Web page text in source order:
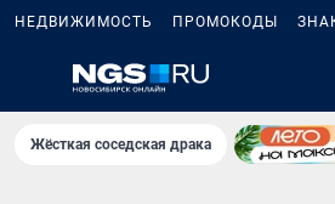
НЕДВИЖИМОСТЬ ПРОМОКОДЫ
Жёсткая соседская драка